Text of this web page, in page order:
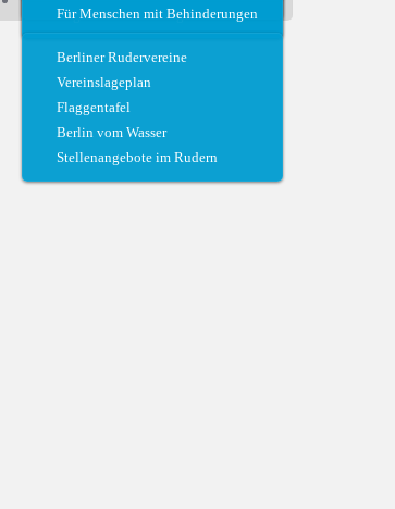
Regattateam und Regattahelfer
Für Menschen mit Behinderungen
Berliner Rudervereine
Vereinslageplan
Flaggentafel
Berlin vom Wasser
Stellenangebote im Rudern